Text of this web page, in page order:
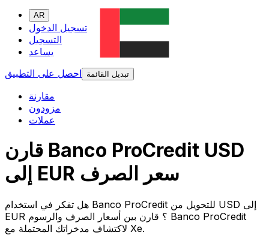
AR
تسجيل الدخول
التسجيل
يساعد
احصل على التطبيق
تبديل القائمة
مقارنة
مزودون
عملات
قارن Banco ProCredit USD
إلى EUR سعر الصرف
هل تفكر في استخدام Banco ProCredit للتحويل من USD إلى
EUR ؟ قارن بين أسعار الصرف والرسوم Banco ProCredit
لاكتشاف مدخراتك المحتملة مع Xe.